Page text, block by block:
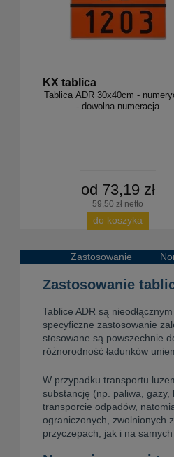
KX tablica
Tablica ADR 30x40cm -
- dowolna numeracja
od 73,19 zł
59,50 zł netto
do koszyka
Zastosowanie
Zastosowanie
Tablice ADR są
specyficzne zastosowanie
stosowane są powszechnie
różnorodność ładunków
W przypadku transportu
substancję (np. paliwa, gazy,
transporcie odpadów,
ograniczonych, zwolnionych
przyczepach, jak i na